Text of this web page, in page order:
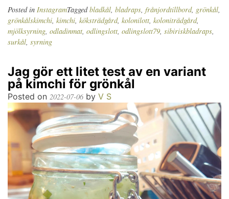
Posted in InstagramTaggedbladkål bladraps frånjordtillbord, grönkål
grönkålskimchi kimchi köksträdgård, kolonilott koloniträdgård,
mjölksyrning odladinmat odlingslott odlingslott79 sibiriskbladraps
surkål syrning
Jag gör ett litet test av en variant
på kimchi för grönkål
Posted on 2022-07-06 by V S